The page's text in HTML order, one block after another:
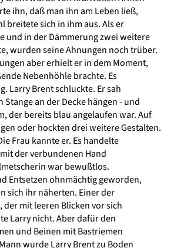
ihn, daß man ihn am Leben ließ,
breitete sich in ihm aus. Als er
und in der Dämmerung zwei weitere
wurden seine Ahnungen noch trüber.
aber erhielt er in dem Moment,
Nebenhöhle brachte. Es
Larry Brent schluckte. Er sah
an der Decke hängen - und
der bereits blau angelaufen war. Auf
oder hockten drei weitere Gestalten.
Frau kannte er. Es handelte
der verbundenen Hand
war bewußtlos.
Entsetzen ohnmächtig geworden,
sich ihr näherten. Einer der
mit leeren Blicken vor sich
Larry nicht. Aber dafür den
und Beinen mit Bastriemen
wurde Larry Brent zu Boden